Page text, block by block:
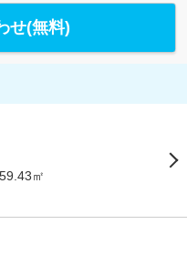
せ(無料)
59.43㎡